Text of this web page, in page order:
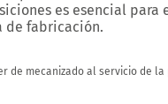
es esencial
de fabricación.
de mecanizado al servicio de la